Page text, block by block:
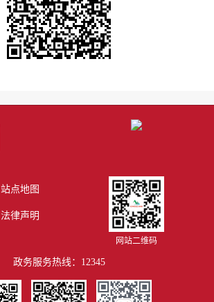
站点地图
法律声明
网站二维码
政务服务热线：12345